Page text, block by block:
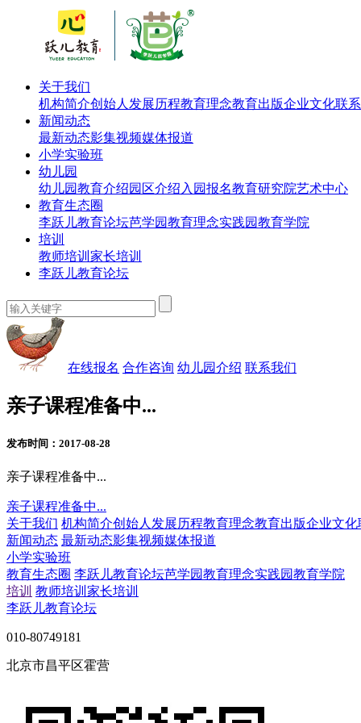
关于我们
机构简介创始人 发展历程教育理念教育出版企业文化联
新闻动态
最新动态影集视频媒体报道
小学实验班
幼儿园
幼儿园教育介绍园区介绍 入园报名教育研究院艺术中心
教育生态圈
李跃儿教育论坛芭学园教育理念实践园教育学院
培训
教师培训 家长培训
李跃儿教育论坛
在线报名 合作咨询 幼儿园介绍 联系我们
亲子课程准备中...
发布时间：2017-08-28
亲子课程准备中...
亲子课程准备中...
关于我们 机构简介创始人 发展历程教育理念教育出版企业文化
新闻动态 最新动态影集视频媒体报道
小学实验班
教育生态圈 李跃儿教育论坛芭学园教育理念实践园教育学院
培训 教师培训 家长培训
李跃儿教育论坛
010-80749181
北京市昌平区霍营